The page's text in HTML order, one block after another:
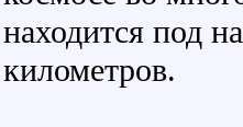
находится под
километров.